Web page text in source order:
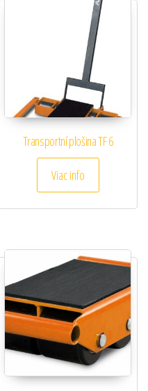
Transportní plošina TF 6
Viac info